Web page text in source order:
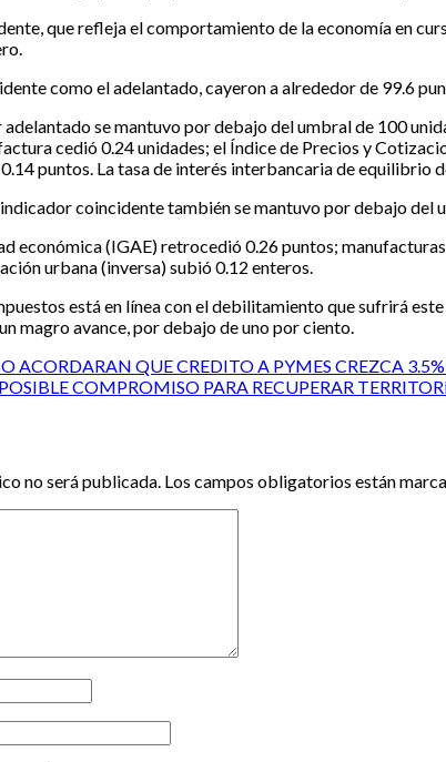
que refleja el comportamiento de la economía en
como el adelantado, cayeron a alrededor de 99.6
se mantuvo por debajo del umbral de 100
cedió 0.24 unidades; el Índice de Precios y
puntos. La tasa de interés interbancaria de equilibrio
coincidente también se mantuvo por debajo
económica (IGAE) retrocedió 0.26 puntos;
urbana (inversa) subió 0.12 enteros.
está en línea con el debilitamiento que sufrirá
magro avance, por debajo de uno por ciento.
ACORDARAN QUE CREDITO A PYMES CREZCA
COMPROMISO PARA RECUPERAR
no será publicada. Los campos obligatorios están